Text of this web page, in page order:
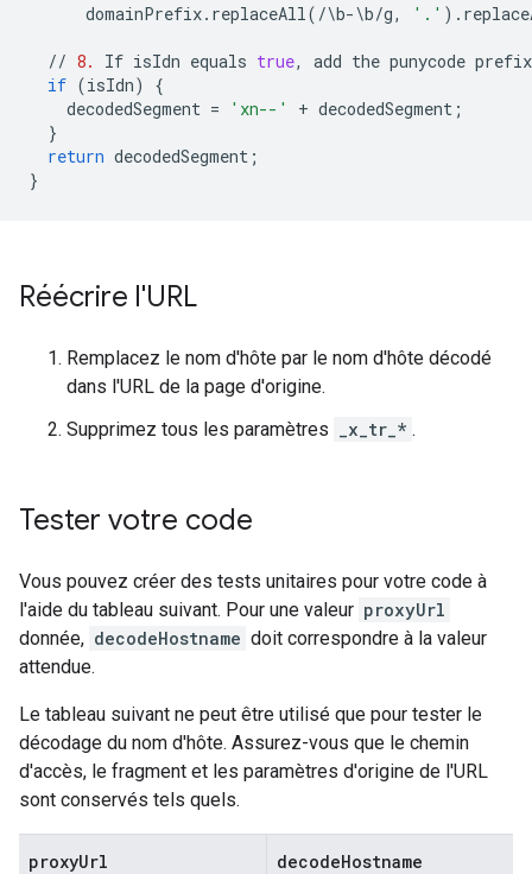
domainPrefix. replaceAll( /\b-\b/g, '.' ) .
// 8. If isIdn equals true, add the punycode prefix
if (isIdn)
{
decodedSegment = 'xn--' + decodedSegment ;
}
return decodedSegment ;
}
Réécrire l'URL
Remplacez le nom d'hôte par le nom d'hôte décodé
dans l'URL de la page d'origine.
Supprimez tous les paramètres
_x_tr_* .
Tester votre code
Vous pouvez créer des tests unitaires pour votre code à
l'aide du tableau suivant. Pour une valeur proxyUrl
donnée, decodeHostname doit correspondre à la valeur
attendue.
Le tableau suivant ne peut être utilisé que pour tester le
décodage du nom d'hôte. Assurez-vous que le chemin
d'accès, le fragment et les paramètres d'origine de l'URL
sont conservés tels quels.
proxyUrl decodeHostname